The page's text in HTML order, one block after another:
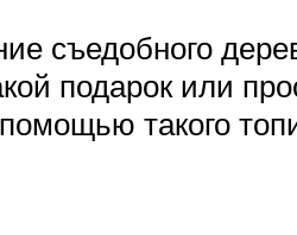
съедобного
подарок или
такого